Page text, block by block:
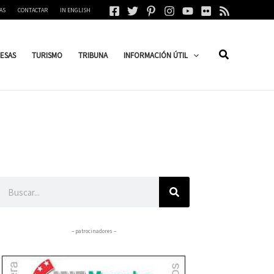
CONTACTAR IN ENGLISH
TURISMO TRIBUNA INFORMACIÓN ÚTIL
– patrocinadores –